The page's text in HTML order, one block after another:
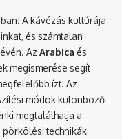
A kávézás kultúrája
és számtalan
Az Arabica és
megismerése segít
ízt. Az
módok különböző
megtalálhatja a
pörkölési technikák